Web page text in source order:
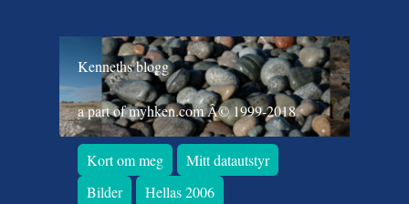
Kenneths blogg
a part of myhken.com Â© 1999-2018
Kort om meg
Mitt datautstyr
Bilder
Hellas 2006